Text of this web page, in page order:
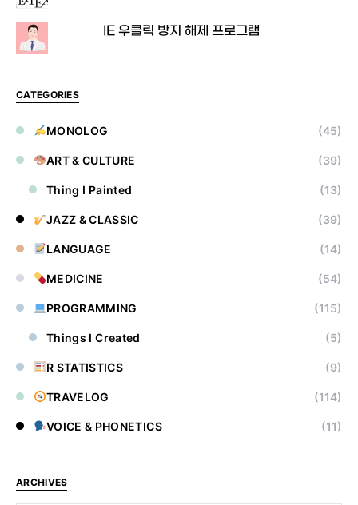
IE 우클릭 방지 해제 프로그램
CATEGORIES
MONOLOG (45)
ART & CULTURE (39)
Thing I Painted (13)
JAZZ & CLASSIC (39)
LANGUAGE (14)
MEDICINE (54)
PROGRAMMING (115)
Things I Created (5)
R STATISTICS (9)
TRAVELOG (114)
VOICE & PHONETICS (11)
ARCHIVES